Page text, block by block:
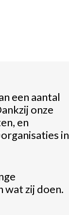
een aantal
onze
en
in
wat zij doen.